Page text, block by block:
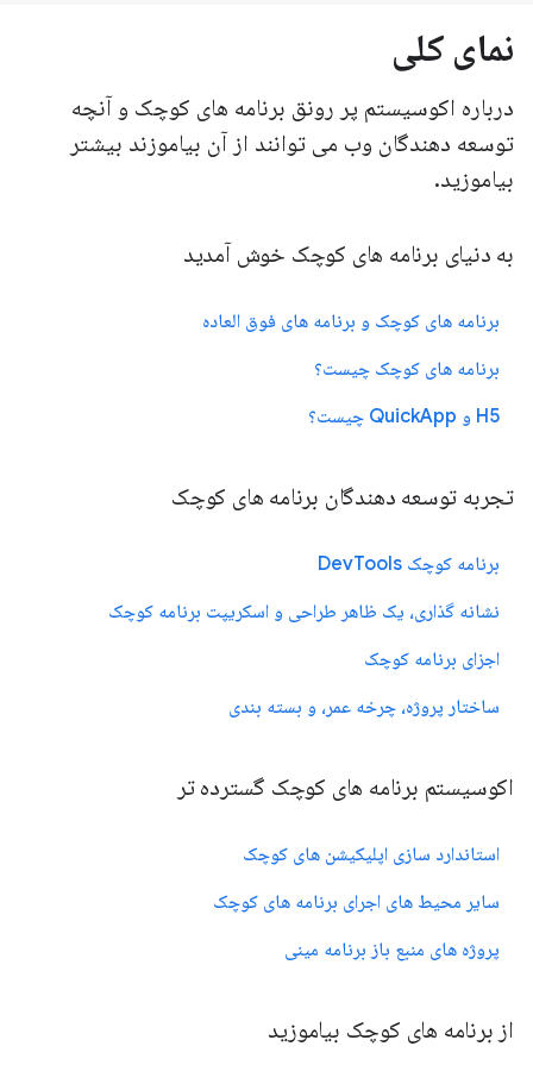
نمای کلی
درباره اکوسیستم پر رونق برنامه های کوچک و آنچه
توسعه دهندگان وب می توانند از آن بیاموزند بیشتر
بیاموزید.
به دنیای برنامه های کوچک خوش آمدید
برنامه های کوچک و برنامه های فوق العاده
برنامه های کوچک چیست؟
H5 و QuickApp چیست؟
تجربه توسعه دهندگان برنامه های کوچک
برنامه کوچک DevTools
نشانه گذاری، یک ظاهر طراحی و اسکریپت برنامه کوچک
اجزای برنامه کوچک
ساختار پروژه، چرخه عمر، و بسته بندی
اکوسیستم برنامه های کوچک گسترده تر
استاندارد سازی اپلیکیشن های کوچک
سایر محیط های اجرای برنامه های کوچک
پروژه های منبع باز برنامه مینی
از برنامه های کوچک بیاموزید